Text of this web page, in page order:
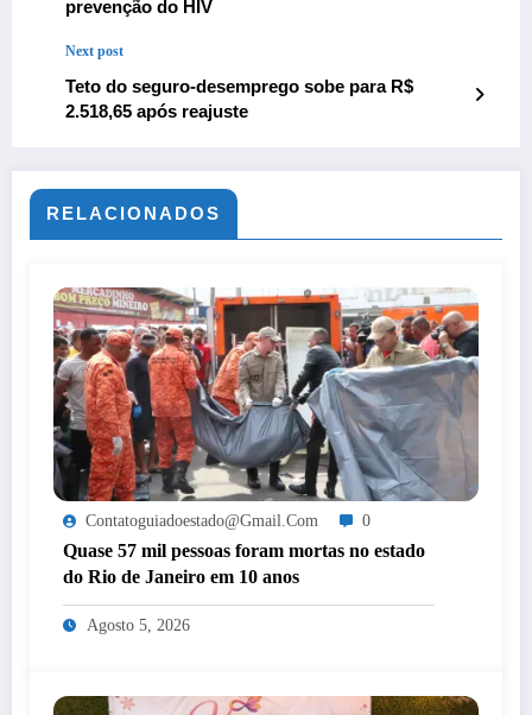
prevenção do HIV
Next post
Teto do seguro-desemprego sobe para R$
2.518,65 após reajuste
RELACIONADOS
Contatoguiadoestado@gmail.com 0
Quase 57 mil pessoas foram mortas no estado
do Rio de Janeiro em 10 anos
Agosto 5, 2026